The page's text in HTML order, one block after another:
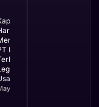
Bisnis
Ini Waktu
12, 2026